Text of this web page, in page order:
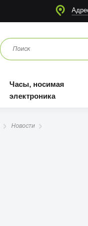
Часы, носимая
электроника
Новости